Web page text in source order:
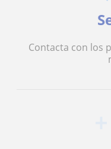
Contacta con los